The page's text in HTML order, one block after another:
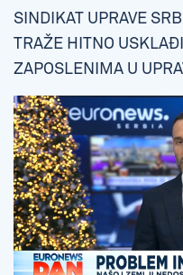
SINDIKAT UPRAVE
TRAŽE HITNO
ZAPOSLENIMA U